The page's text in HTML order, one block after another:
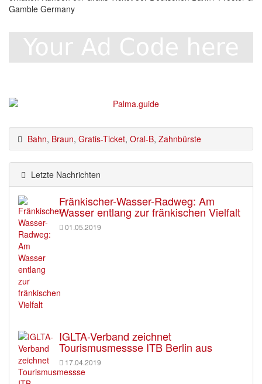
Gamble Germany
Bahn, Braun, Gratis-Ticket, Oral-B, Zahnbürste
Letzte Nachrichten
Fränkischer-Wasser-Radweg: Am
Wasser entlang zur fränkischen Vielfalt
01.05.2019
IGLTA-Verband zeichnet
Tourismusmessse ITB Berlin aus
17.04.2019